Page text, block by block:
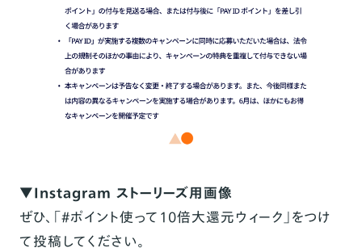
▼Instagram ストーリーズ用画像
ぜひ、「#ポイント使って10倍大還元ウィーク」をつけ
て投稿してください。